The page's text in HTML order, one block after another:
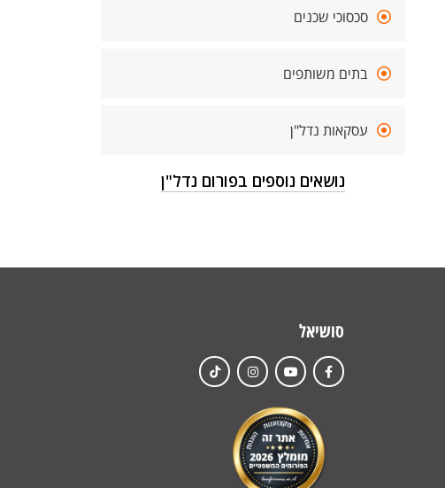
סכסוכי שכנים
בתים משותפים
עסקאות נדל"ן
נושאים נוספים בפורום נדל"ן
סושיאל